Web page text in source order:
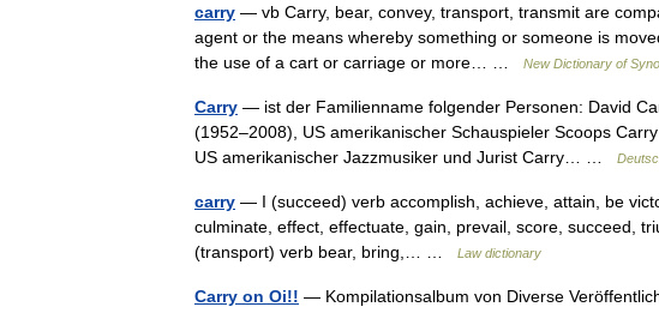
carry — vb Carry, bear, convey, transport, transmit are
agent or the means whereby something or someone is
the use of a cart or carriage or more… …
New Dictionary of
Carry — ist der Familienname folgender Personen: David
(1952–2008), US amerikanischer Schauspieler Scoops
US amerikanischer Jazzmusiker und Jurist Carry… …
carry — I (succeed) verb accomplish, achieve, attain, be
culminate, effect, effectuate, gain, prevail, score, succeed,
(transport) verb bear, bring,… …
Law dictionary
Carry on Oi!! — Kompilationsalbum von Diverse